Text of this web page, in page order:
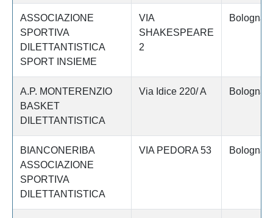
ASSOCIAZIONE
SPORTIVA
DILETTANTISTICA
SPORT INSIEME
VIA
SHAKESPEARE
2
Bologna
A.P. MONTERENZIO
BASKET
DILETTANTISTICA
Via Idice 220/ A Bologna
BIANCONERIBA
ASSOCIAZIONE
SPORTIVA
DILETTANTISTICA
VIA PEDORA 53 Bologna